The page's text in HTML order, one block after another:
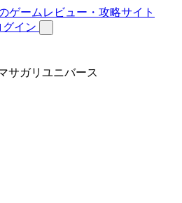
グイン
サガリユニバース